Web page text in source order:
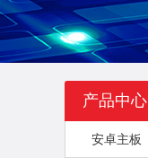
产品中心
安卓主板